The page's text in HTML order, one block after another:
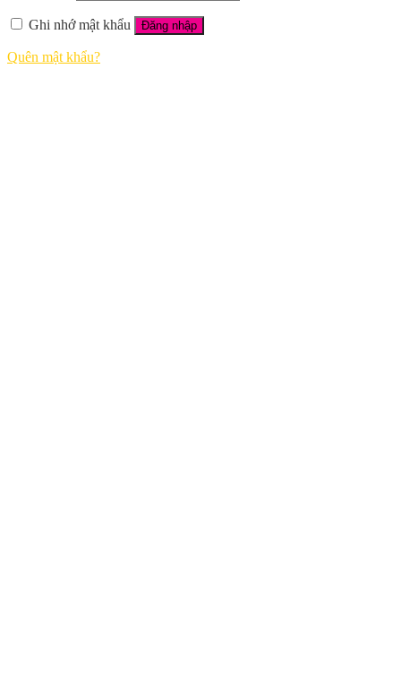
Ghi nhớ mật khẩu Đăng nhập
Quên mật khẩu?